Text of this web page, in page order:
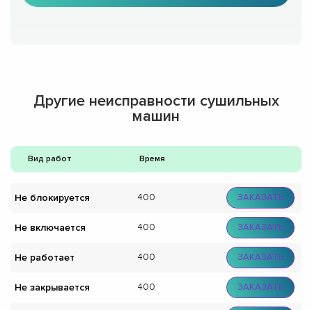
Другие неисправности сушильных
машин
Вид работ Время
Не блокируется 400 ЗАКАЗАТЬ
Не включается 400 ЗАКАЗАТЬ
Не работает 400 ЗАКАЗАТЬ
Не закрывается 400 ЗАКАЗАТЬ